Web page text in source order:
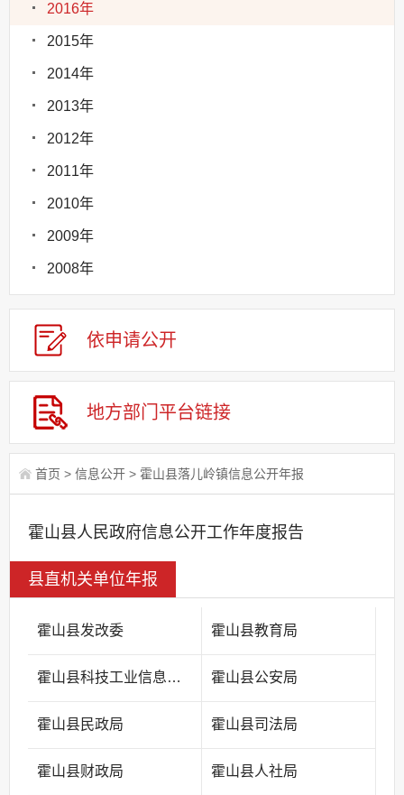
2016年
2015年
2014年
2013年
2012年
2011年
2010年
2009年
2008年
依申请公开
地方部门平台链接
首页 > 信息公开 > 霍山县落儿岭镇信息公开年报
霍山县人民政府信息公开工作年度报告
县直机关单位年报
霍山县发改委 霍山县教育局
霍山县科技工业信息化局 霍山县公安局
霍山县民政局 霍山县司法局
霍山县财政局 霍山县人社局